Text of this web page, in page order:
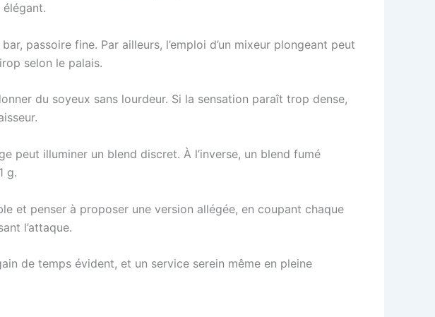
élégant.
passoire fine. Par ailleurs, l’emploi d’un mixeur plongeant peut
selon le palais.
du soyeux sans lourdeur. Si la sensation paraît trop dense,
peut illuminer un blend discret. À l’inverse, un blend fumé
g.
et penser à proposer une version allégée, en coupant chaque
l’attaque.
de temps évident, et un service serein même en pleine